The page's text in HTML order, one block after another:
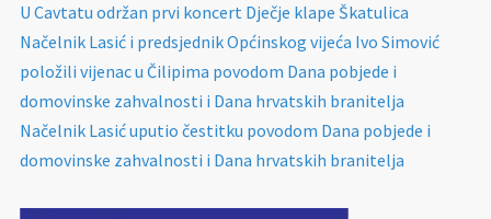
U Cavtatu održan prvi koncert Dječje klape Škatulica
Načelnik Lasić i predsjednik Općinskog vijeća Ivo Simović
položili vijenac u Čilipima povodom Dana pobjede i
domovinske zahvalnosti i Dana hrvatskih branitelja
Načelnik Lasić uputio čestitku povodom Dana pobjede i
domovinske zahvalnosti i Dana hrvatskih branitelja